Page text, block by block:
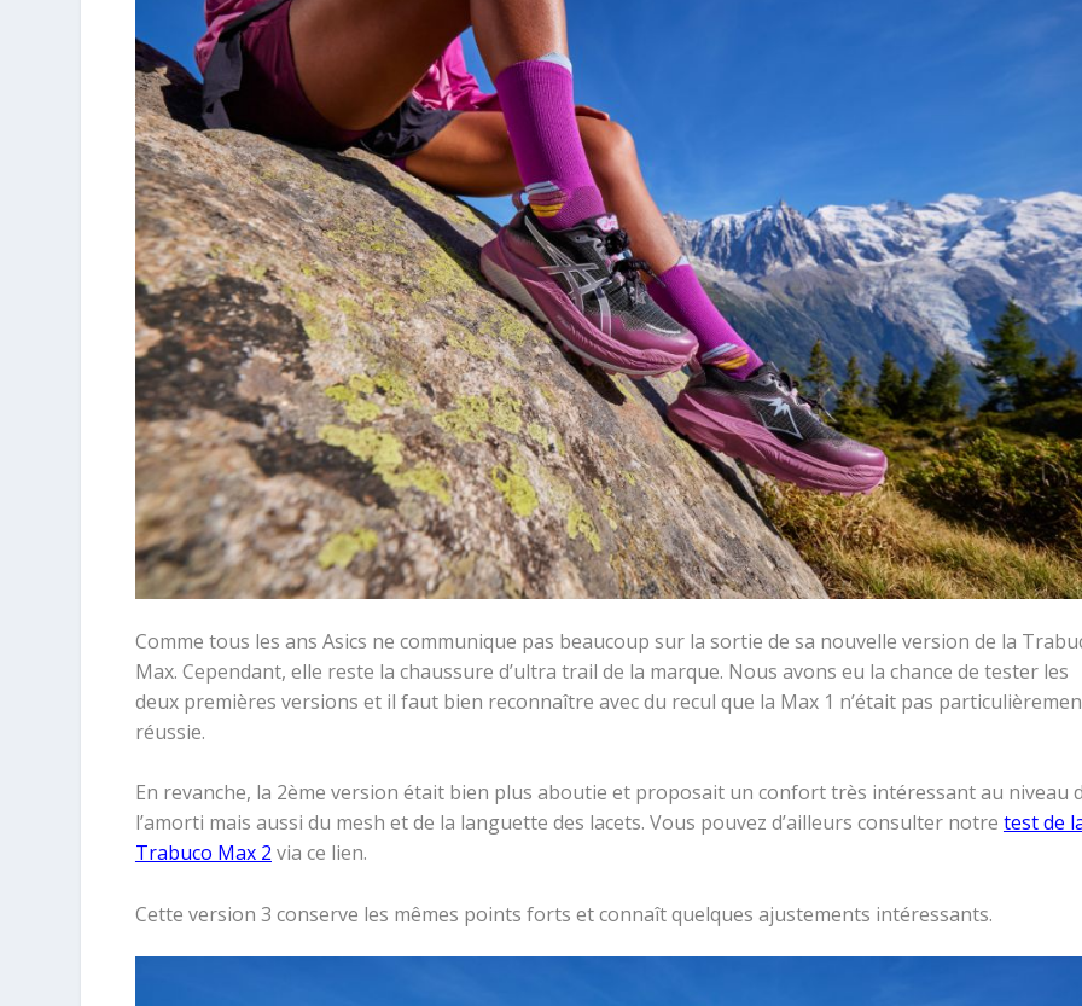
Comme tous les ans Asics ne communique pas beaucoup sur la sortie de sa nouvelle version de la
Max. Cependant, elle reste la chaussure d’ultra trail de la marque. Nous avons eu la chance de tester les
deux premières versions et il faut bien reconnaître avec du recul que la Max 1 n’était pas
réussie.
En revanche, la 2ème version était bien plus aboutie et proposait un confort très intéressant au niveau
l’amorti mais aussi du mesh et de la languette des lacets. Vous pouvez d’ailleurs consulter notre test de
Trabuco Max 2 via ce lien.
Cette version 3 conserve les mêmes points forts et connaît quelques ajustements intéressants.